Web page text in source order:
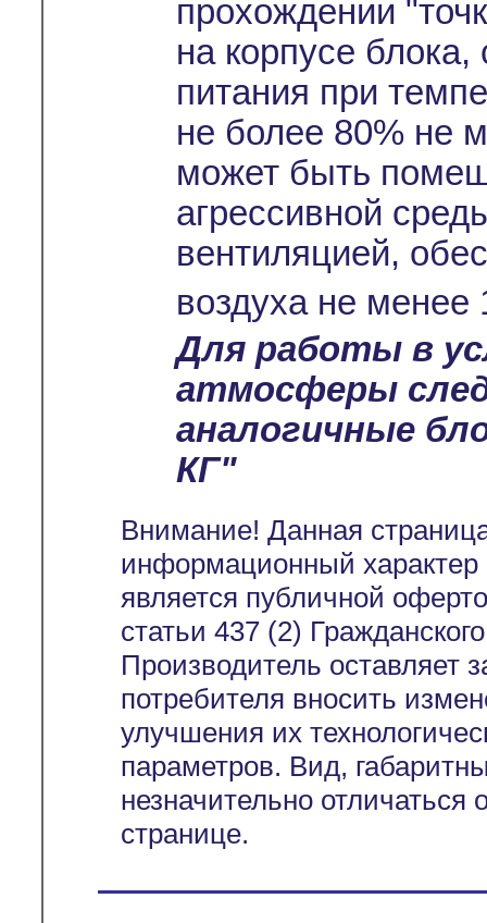
прохождении
на корпусе
питания при
не более 80% не
может быть
агрессивной
вентиляцией,
воздуха не менее
Для работы в
атмосферы
аналогичные
КГ"
Внимание! Данная
информационный характер
является публичной
статьи 437 (2)
Производитель оставляет
потребителя вносить
улучшения их
параметров. Вид,
незначительно
странице.